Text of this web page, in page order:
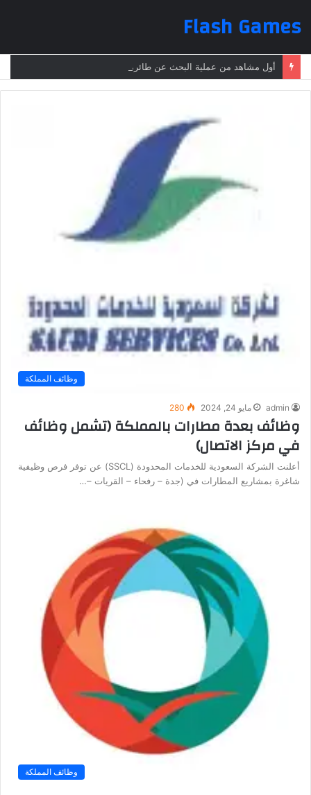
Flash Games
وظائف المملكة
admin مايو 24, 2024 280
وظائف بعدة مطارات بالمملكة (تشمل وظائف
في مركز الاتصال)
أعلنت الشركة السعودية للخدمات المحدودة (SSCL) عن توفر فرص وظيفية
شاغرة بمشاريع المطارات في (جدة – رفحاء – القريات –…
وظائف المملكة